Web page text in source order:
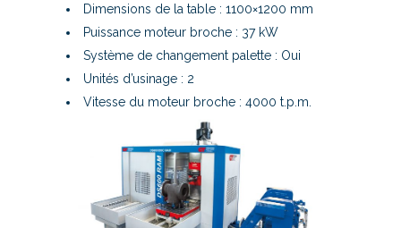
Dimensions de la table : 1100×1200 mm
Puissance moteur broche : 37 kW
Système de changement palette : Oui
Unités d’usinage : 2
Vitesse du moteur broche : 4000 t.p.m.